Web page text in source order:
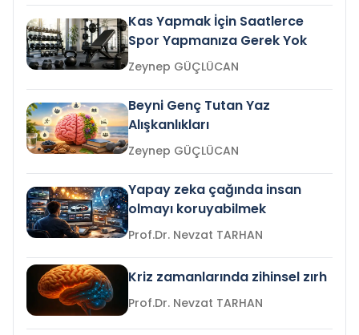
Kas Yapmak İçin Saatlerce
Spor Yapmanıza Gerek Yok
Zeynep GÜÇLÜCAN
Beyni Genç Tutan Yaz
Alışkanlıkları
Zeynep GÜÇLÜCAN
Yapay zeka çağında insan
olmayı koruyabilmek
Prof.Dr. Nevzat TARHAN
Kriz zamanlarında zihinsel zırh
Prof.Dr. Nevzat TARHAN